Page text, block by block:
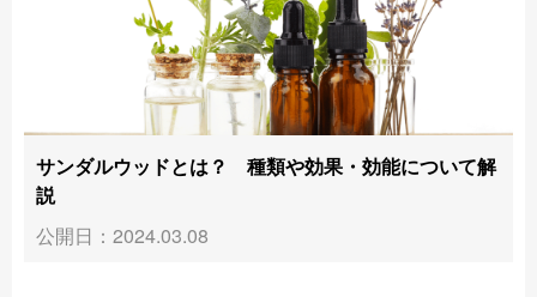
サンダルウッドとは？ 種類や効果・効能について解
説
公開日：2024.03.08